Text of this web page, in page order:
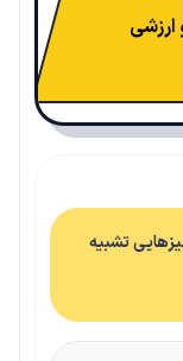
ارزشی
تشبیه